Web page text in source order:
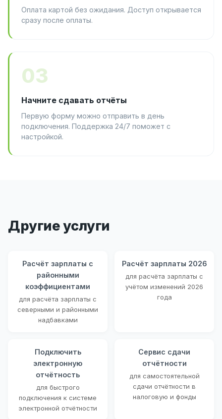
Оплата картой без ожидания. Доступ открывается
сразу после оплаты.
03
Начните сдавать отчёты
Первую форму можно отправить в день
подключения. Поддержка 24/7 поможет с
настройкой.
Другие услуги
Расчёт зарплаты с
районными
коэффициентами
для расчёта зарплаты с
северными и районными
надбавками
Расчёт зарплаты 2026
для расчёта зарплаты с
учётом изменений 2026
года
Подключить
электронную
отчётность
для быстрого
подключения к системе
электронной отчётности
Сервис сдачи
отчётности
для самостоятельной
сдачи отчётности в
налоговую и фонды